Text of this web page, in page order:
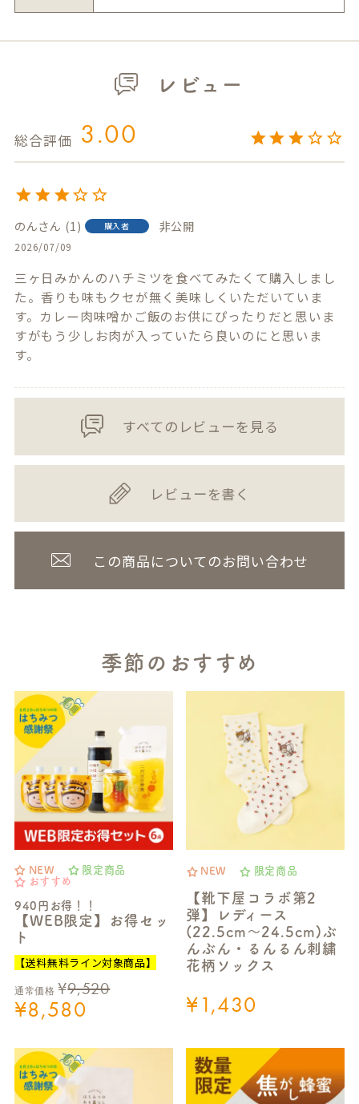
レビュー
3.00
のん 1 購入者 非公開
2026/07/09
三ヶ日みかんのハチミツを食べてみたくて購入しまし
た。香りも味もクセが無く美味しくいただいていま
す。カレー肉味噌かご飯のお供にぴったりだと思いま
すがもう少しお肉が入っていたら良いのにと思いま
す。
すべてのレビューを見る
レビューを書く
この商品についてのお問い合わせ
季節のおすすめ
NEW
限定商品
おすすめ
940円お得！！
【WEB限定】お得セッ
ト
【送料無料ライン対象商品】
通常価格 ¥9,520
¥8,580
NEW 限定商品
【靴下屋コラボ第2
弾】レディース
(22.5cm～24.5cm)ぶ
んぶん・るんるん刺繍
花柄ソックス
¥1,430